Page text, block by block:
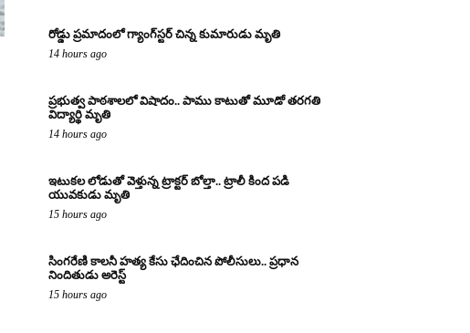
రోడ్డు ప్రమాదంలో గ్యాంగ్‌స్టర్ చిన్న కుమారుడు మృతి
14 hours ago
ప్రభుత్వ పాఠశాలలో విషాదం.. పాము కాటుతో మూడో తరగతి
విద్యార్థి మృతి
14 hours ago
ఇటుకల లోడుతో వెళ్తున్న ట్రాక్టర్ బోల్తా.. ట్రాలీ కింద పడి
యువకుడు మృతి
15 hours ago
సింగరేణి కాలనీ హత్య కేసు ఛేదించిన పోలీసులు.. ప్రధాన
నిందితుడు అరెస్ట్
15 hours ago